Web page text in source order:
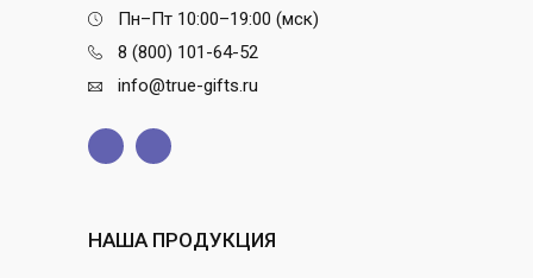
НАША ПРОДУКЦИЯ
Пн–Пт 10:00–19:00 (мск)
8 (800) 101-64-52
info@true-gifts.ru